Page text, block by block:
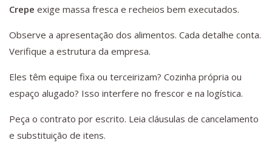
Crepe exige massa fresca e recheios bem executados.
Observe a apresentação dos alimentos. Cada detalhe conta.
Verifique a estrutura da empresa.
Eles têm equipe fixa ou terceirizam? Cozinha própria ou
espaço alugado? Isso interfere no frescor e na logística.
Peça o contrato por escrito. Leia cláusulas de cancelamento
e substituição de itens.